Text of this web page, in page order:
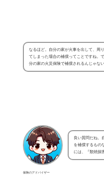
なるほど。自分の家が火事を出して、周
てしまった場合の補償ってことですね。
分の家の火災保険で補償されるんじゃな
保険のアドバイザー
良い質問だね。
を補償するもの
には、『類焼損